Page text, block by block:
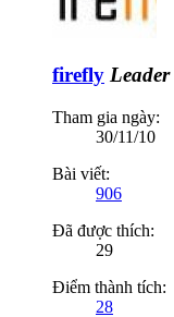
firefly Leader
Tham gia ngày:
30/11/10
Bài viết:
906
Đã được thích:
29
Điểm thành tích:
28